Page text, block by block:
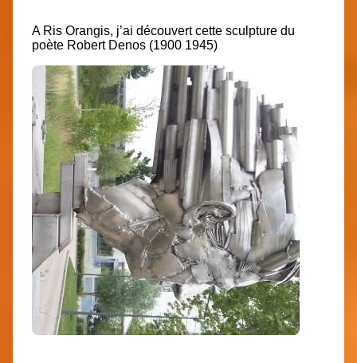
A Ris Orangis, j’ai découvert cette sculpture du
poète Robert Denos (1900 1945)